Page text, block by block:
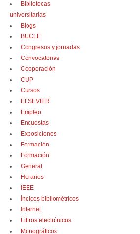
Bibliotecas
universitarias
Blogs
BUCLE
Congresos y jornadas
Convocatorias
Cooperación
CUP
Cursos
ELSEVIER
Empleo
Encuestas
Exposiciones
Formación
Formación
General
Horarios
IEEE
Índices bibliométricos
Internet
Libros electrónicos
Monográficos